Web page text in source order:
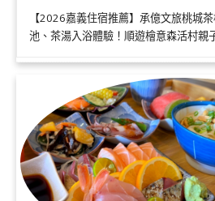
【2026嘉義住宿推薦】承億文旅桃城
池、茶湯入浴體驗！順遊檜意森活村親